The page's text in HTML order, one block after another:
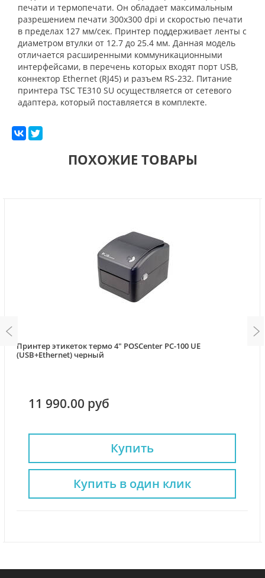
печати и термопечати. Он обладает максимальным
разрешением печати 300x300 dpi и скоростью печати
в пределах 127 мм/сек. Принтер поддерживает ленты с
диаметром втулки от 12.7 до 25.4 мм. Данная модель
отличается расширенными коммуникационными
интерфейсами, в перечень которых входят порт USB,
коннектор Ethernet (RJ45) и разъем RS-232. Питание
принтера TSC TE310 SU осуществляется от сетевого
адаптера, который поставляется в комплекте.
ПОХОЖИЕ ТОВАРЫ
Принтер этикеток термо 4" POSCenter PC-100 UE
(USB+Ethernet) черный
11 990.00 руб
Купить
Купить в один клик